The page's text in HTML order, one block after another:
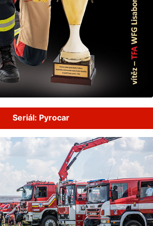
Seriál: Pyrocar